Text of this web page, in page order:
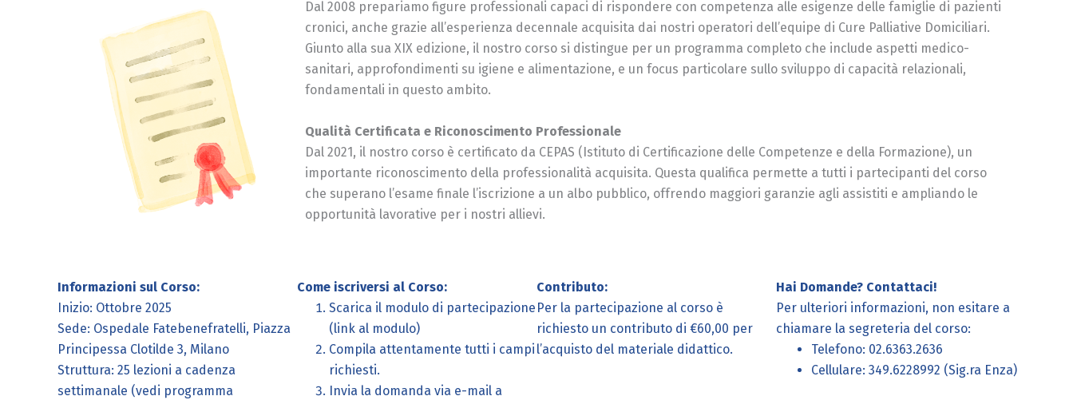
Dal 2008 prepariamo figure professionali capaci di rispondere con competenza alle esigenze delle famiglie di pazienti
cronici, anche grazie all’esperienza decennale acquisita dai nostri operatori dell’equipe di Cure Palliative Domiciliari.
Giunto alla sua XIX edizione, il nostro corso si distingue per un programma completo che include aspetti medico-
sanitari, approfondimenti su igiene e alimentazione, e un focus particolare sullo sviluppo di capacità relazionali,
fondamentali in questo ambito.
Qualità Certificata e Riconoscimento Professionale
Dal 2021, il nostro corso è certificato da CEPAS (Istituto di Certificazione delle Competenze e della Formazione), un
importante riconoscimento della professionalità acquisita. Questa qualifica permette a tutti i partecipanti del corso
che superano l’esame finale l’iscrizione a un albo pubblico, offrendo maggiori garanzie agli assistiti e ampliando le
opportunità lavorative per i nostri allievi.
Informazioni sul Corso:
Inizio: Ottobre 2025
Sede: Ospedale Fatebenefratelli, Piazza
Principessa Clotilde 3, Milano
Struttura: 25 lezioni a cadenza
settimanale (vedi programma
Come iscriversi al Corso:
Scarica il modulo di partecipazione
(link al modulo)
Compila attentamente tutti i campi
richiesti.
Invia la domanda via e-mail a
Contributo:
Per la partecipazione al corso è
richiesto un contributo di €60,00 per
l’acquisto del materiale didattico.
Hai Domande? Contattaci!
Per ulteriori informazioni, non esitare a
chiamare la segreteria del corso:
Telefono: 02.6363.2636
Cellulare: 349.6228992 (Sig.ra Enza)